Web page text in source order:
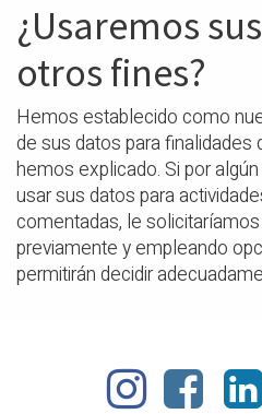
¿Usaremos
otros fines?
Hemos establecido como
de sus datos para finalidades
hemos explicado. Si por
usar sus datos para
comentadas, le
previamente y empleando
permitirán decidir